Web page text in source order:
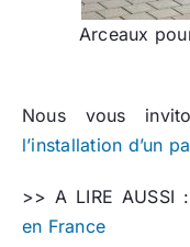
Arceaux
Nous vous
l’installation d’un
>> A LIRE AUSSI :
en France